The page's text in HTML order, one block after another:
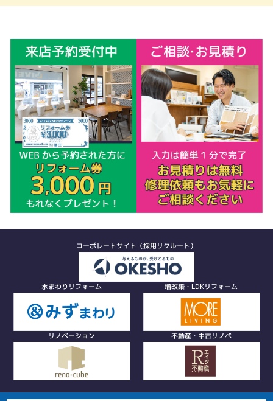
コーポレートサイト（採用リクルート）
水まわりリフォーム 増改築・LDKリフォーム
リノベーション 不動産・中古リノベ